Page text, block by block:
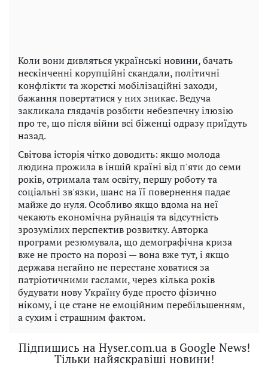
Коли вони дивляться українські новини, бачать
нескінченні корупційні скандали, політичні
конфлікти та жорсткі мобілізаційні заходи,
бажання повертатися у них зникає. Ведуча
закликала глядачів розбити небезпечну ілюзію
про те, що після війни всі біженці одразу приїдуть
назад.
Світова історія чітко доводить: якщо молода
людина прожила в іншій країні від п'яти до семи
років, отримала там освіту, першу роботу та
соціальні зв'язки, шанс на її повернення падає
майже до нуля. Особливо якщо вдома на неї
чекають економічна руйнація та відсутність
зрозумілих перспектив розвитку. Авторка
програми резюмувала, що демографічна криза
вже не просто на порозі — вона вже тут, і якщо
держава негайно не перестане ховатися за
патріотичними гаслами, через кілька років
будувати нову Україну буде просто фізично
нікому, і це стане не емоційним перебільшенням,
а сухим і страшним фактом.
Підпишись на Hyser.com.ua в Google News!
Тільки найяскравіші новини!